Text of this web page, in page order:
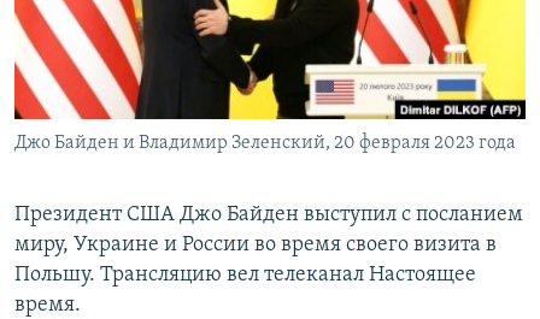
ПОБЕДИТЕЛЕЙ НЕ СУДЯТ?
КРЫМ.НЕПОКОРЕННЫЙ
ELIFBE
УКРАИНСКАЯ ПРОБЛЕМА КРЫМА
ПРИСОЕДИНЯЙТЕСЬ!
Джо Байден и Владимир Зеленский, 20 февраля 2023 года
Президент США Джо Байден выступил с посланием
миру, Украине и России во время своего визита в
Польшу. Трансляцию вел телеканал Настоящее
время.